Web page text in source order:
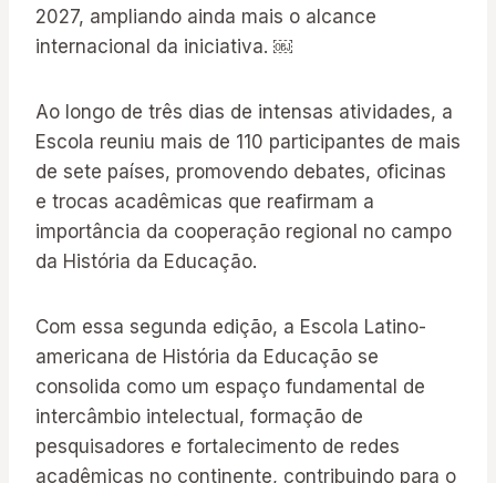
2027, ampliando ainda mais o alcance
internacional da iniciativa. ￼
Ao longo de três dias de intensas atividades, a
Escola reuniu mais de 110 participantes de mais
de sete países, promovendo debates, oficinas
e trocas acadêmicas que reafirmam a
importância da cooperação regional no campo
da História da Educação.
Com essa segunda edição, a Escola Latino-
americana de História da Educação se
consolida como um espaço fundamental de
intercâmbio intelectual, formação de
pesquisadores e fortalecimento de redes
acadêmicas no continente, contribuindo para o